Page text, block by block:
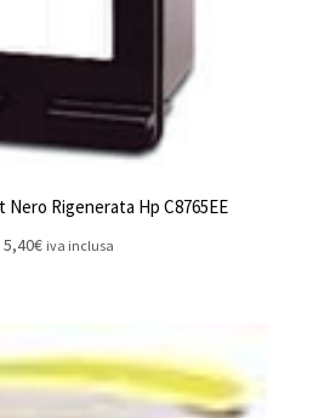
Rigenerata Hp C8765EE
5,40€ iva inclusa